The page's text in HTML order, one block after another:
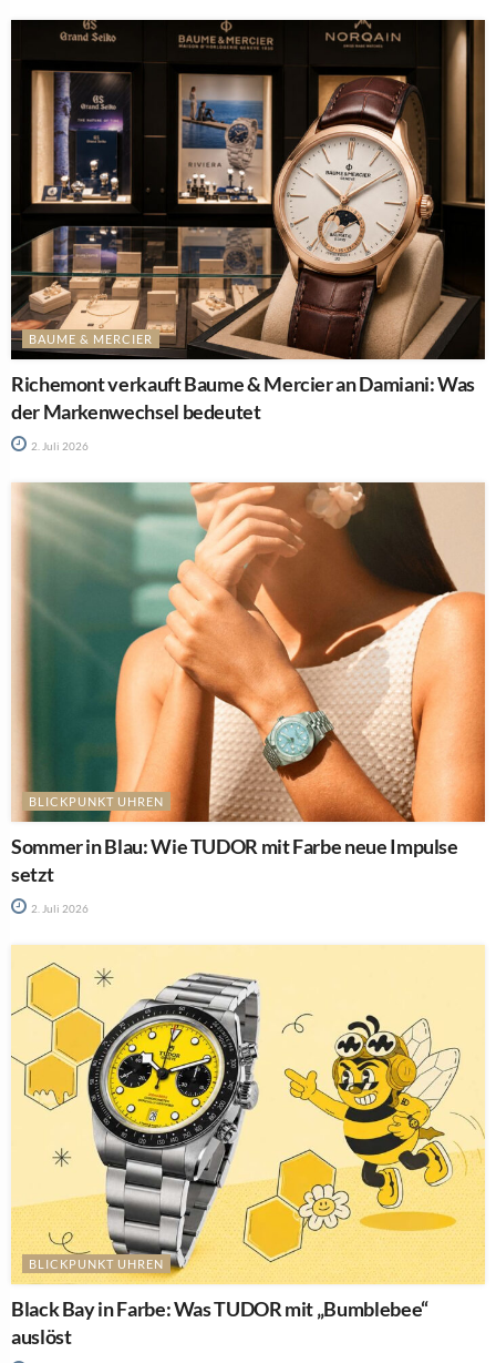
BAUME & MERCIER
Richemont verkauft Baume & Mercier an Damiani: Was
der Markenwechsel bedeutet
2. Juli 2026
BLICKPUNKT UHREN
Sommer in Blau: Wie TUDOR mit Farbe neue Impulse
setzt
2. Juli 2026
BLICKPUNKT UHREN
Black Bay in Farbe: Was TUDOR mit „Bumblebee“
auslöst